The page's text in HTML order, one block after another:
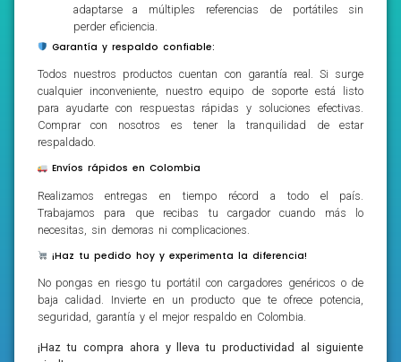
adaptarse a múltiples referencias de portátiles sin
perder eficiencia.
Garantía y respaldo confiable:
Todos nuestros productos cuentan con garantía real. Si surge
cualquier inconveniente, nuestro equipo de soporte está listo
para ayudarte con respuestas rápidas y soluciones efectivas.
Comprar con nosotros es tener la tranquilidad de estar
respaldado.
Envíos rápidos en Colombia
Realizamos entregas en tiempo récord a todo el país.
Trabajamos para que recibas tu cargador cuando más lo
necesitas, sin demoras ni complicaciones.
¡Haz tu pedido hoy y experimenta la diferencia!
No pongas en riesgo tu portátil con cargadores genéricos o de
baja calidad. Invierte en un producto que te ofrece potencia,
seguridad, garantía y el mejor respaldo en Colombia.
¡Haz tu compra ahora y lleva tu productividad al siguiente